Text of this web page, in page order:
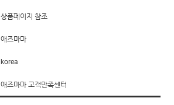
상품페이지 참조
애즈마마
korea
애즈마마 고객만족센터